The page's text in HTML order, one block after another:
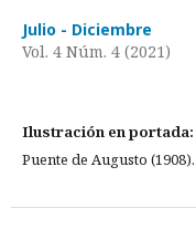
Julio - Diciembre
Vol. 4 Núm. 4 (2021)
Ilustración en portada:
Puente de Augusto (1908).